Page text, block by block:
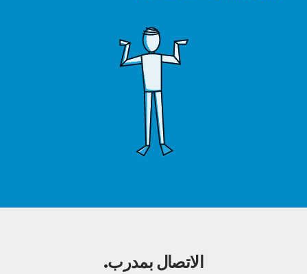
الاتصال بمدرب.